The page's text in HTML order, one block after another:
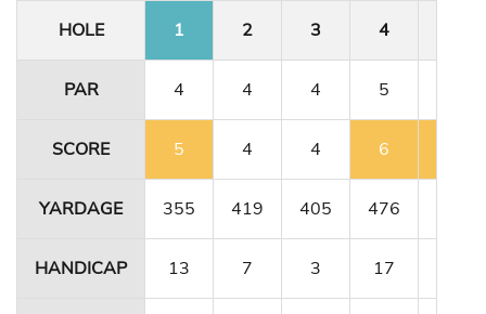
HOLE
1 2 3 4
PAR 4 4 4 5
SCORE 5 4 4 6
YARDAGE 355 419 405 476
HANDICAP 13 7 3 17